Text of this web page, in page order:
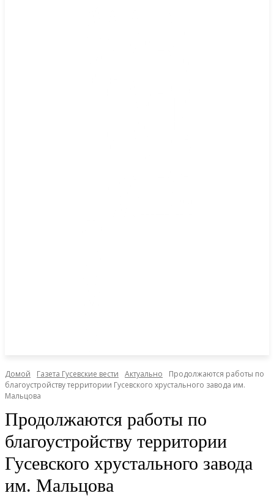
Домой Газета Гусевские вести Актуально
Продолжаются работы по
благоустройству территории Гусевского хрустального завода им.
Мальцова
Продолжаются работы по
благоустройству территории
Гусевского хрустального завода
им. Мальцова